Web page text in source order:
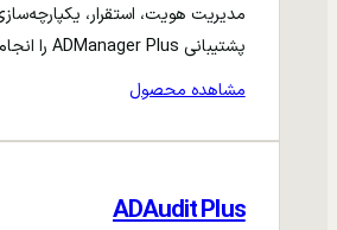
مدیریت هویت، استقرار،
پشتیبانی ADManager Plus را انجام می‌دهد.
مشاهده محصول
ADAudit Plus